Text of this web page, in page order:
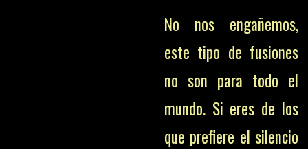
No nos engañemos,
este tipo de fusiones
no son para todo el
mundo. Si eres de los
que prefiere el silencio